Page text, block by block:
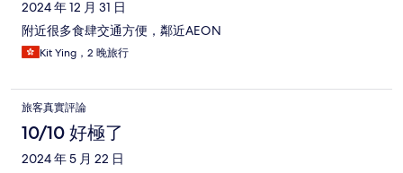
2024 年 12 月 31 日
附近很多食肆交通方便，鄰近AEON
Kit Ying，2 晚旅行
旅客真實評論
10/10 好極了
2024 年 5 月 22 日